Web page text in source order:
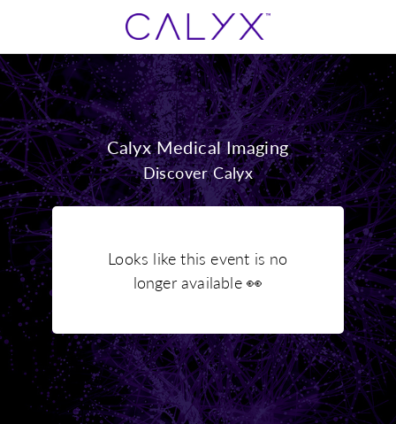
Calyx Medical Imaging
Discover Calyx
Looks like this event is no
longer available 👀